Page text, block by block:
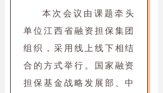
本次会议由课题牵头
单位江西省融资担保集团
组织，采用线上线下相结
合的方式举行。国家融资
担保基金战略发展部、中